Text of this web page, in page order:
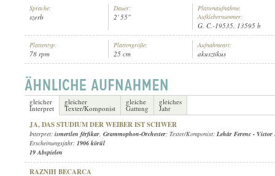
Sprache:
szerb
Dauer:
2' 55"
Plattenaufnahme,
Aufklebernummer:
G. C.-19535, 13595 b
Plattentyp:
78 rpm
Plattengröße:
25 cm
Aufnahmeart:
akusztikus
gleicher
Interpret
gleicher
Texter/Komponist
gleiche
Gattung
gleiches
Jahr
JA, DAS STUDIUM DER WEIBER IST SCHWER
Interpret: ismertlen férfikar, Grammophon-Orchester; Texter/Komponist: Lehár Ferenc - Victor
Erscheinungsjahr: 1906 körül
19 Abspielen
RAZNIH BECARCA